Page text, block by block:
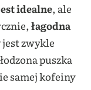
idealne, ale
łagodna
jest zwykle
puszka
samej kofeiny